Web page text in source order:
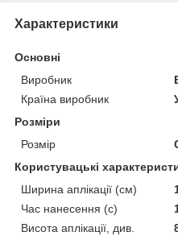
Характеристики
Основні
Виробник
Країна виробник
Розміри
Розмір
Користувацькі
Ширина аплікації (см)
Час нанесення (с)
Висота аплікації, див.